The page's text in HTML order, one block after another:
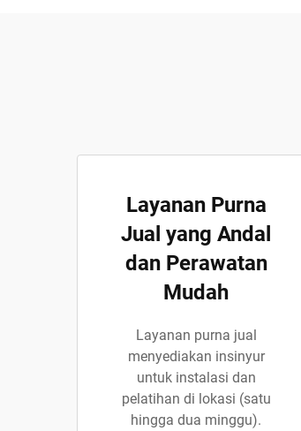
Layanan Purna
Jual yang Andal
dan Perawatan
Mudah
Layanan purna jual
menyediakan insinyur
untuk instalasi dan
pelatihan di lokasi (satu
hingga dua minggu).